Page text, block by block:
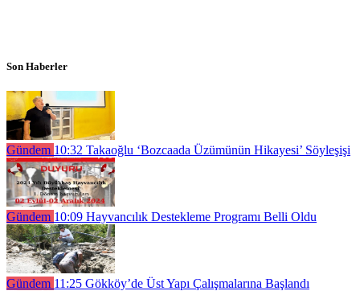
Son Haberler
Gündem 10:32 Takaoğlu ‘Bozcaada Üzümünün Hikayesi’ Söyleşişi
Gündem 10:09 Hayvancılık Destekleme Programı Belli Oldu
Gündem 11:25 Gökköy’de Üst Yapı Çalışmalarına Başlandı